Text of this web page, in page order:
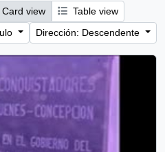
Card view
Table view
Dirección: Descendente